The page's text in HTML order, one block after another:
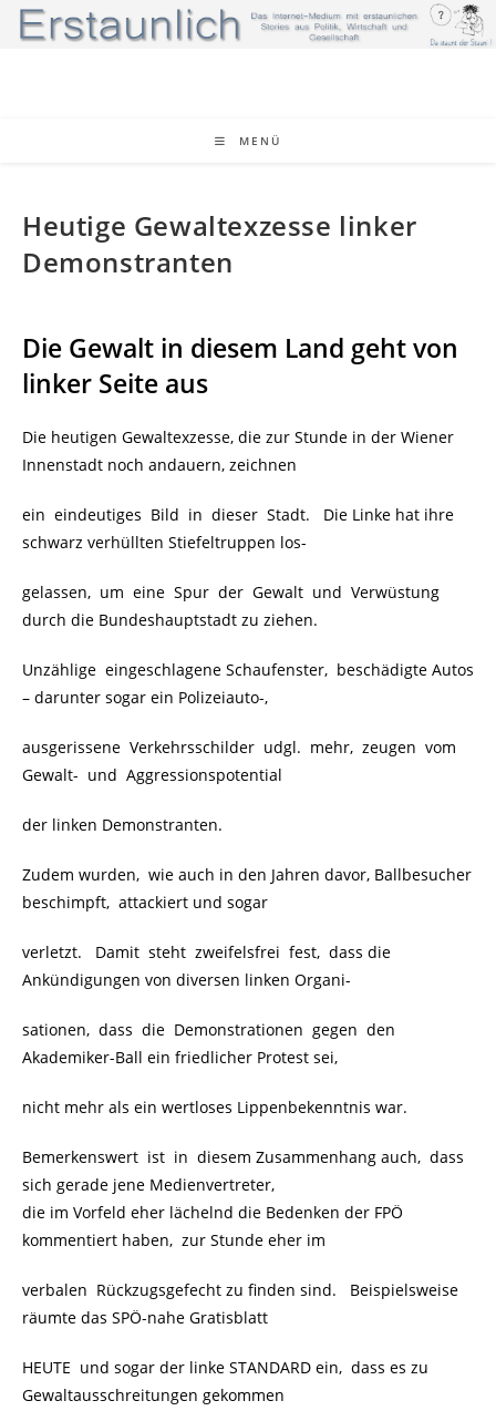
Zum
Inhalt
MENÜ
Heutige Gewaltexzesse linker
Demonstranten
Die Gewalt in diesem Land geht von
linker Seite aus
Die heutigen Gewaltexzesse, die zur Stunde in der Wiener
Innenstadt noch andauern, zeichnen
ein eindeutiges Bild in dieser Stadt. Die Linke hat ihre
schwarz verhüllten Stiefeltruppen los-
gelassen, um eine Spur der Gewalt und Verwüstung
durch die Bundeshauptstadt zu ziehen.
Unzählige eingeschlagene Schaufenster, beschädigte Autos
– darunter sogar ein Polizeiauto-,
ausgerissene Verkehrsschilder udgl. mehr, zeugen vom
Gewalt- und Aggressionspotential
der linken Demonstranten.
Zudem wurden, wie auch in den Jahren davor, Ballbesucher
beschimpft, attackiert und sogar
verletzt. Damit steht zweifelsfrei fest, dass die
Ankündigungen von diversen linken Organi-
sationen, dass die Demonstrationen gegen den
Akademiker-Ball ein friedlicher Protest sei,
nicht mehr als ein wertloses Lippenbekenntnis war.
Bemerkenswert ist in diesem Zusammenhang auch, dass
sich gerade jene Medienvertreter,
die im Vorfeld eher lächelnd die Bedenken der FPÖ
kommentiert haben, zur Stunde eher im
verbalen Rückzugsgefecht zu finden sind. Beispielsweise
räumte das SPÖ-nahe Gratisblatt
HEUTE und sogar der linke STANDARD ein, dass es zu
Gewaltausschreitungen gekommen